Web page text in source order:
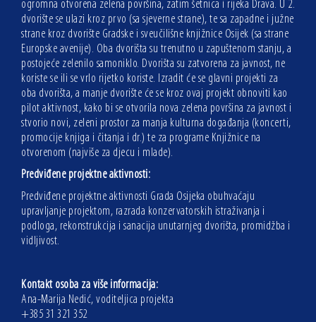
ogromna otvorena zelena površina, zatim šetnica i rijeka Drava. U 2.
dvorište se ulazi kroz prvo (sa sjeverne strane), te sa zapadne i južne
strane kroz dvorište Gradske i sveučilišne knjižnice Osijek (sa strane
Europske avenije). Oba dvorišta su trenutno u zapuštenom stanju, a
postojeće zelenilo samoniklo. Dvorišta su zatvorena za javnost, ne
koriste se ili se vrlo rijetko koriste. Izradit će se glavni projekti za
oba dvorišta, a manje dvorište će se kroz ovaj projekt obnoviti kao
pilot aktivnost, kako bi se otvorila nova zelena površina za javnost i
stvorio novi, zeleni prostor za manja kulturna događanja (koncerti,
promocije knjiga i čitanja i dr.) te za programe Knjižnice na
otvorenom (najviše za djecu i mlade).
Predviđene projektne aktivnosti:
Predviđene projektne aktivnosti Grada Osijeka obuhvaćaju
upravljanje projektom, razrada konzervatorskih istraživanja i
podloga, rekonstrukcija i sanacija unutarnjeg dvorišta, promidžba i
vidljivost.
Kontakt osoba za više informacija:
Ana-Marija Nedić, voditeljica projekta
+385 31 321 352